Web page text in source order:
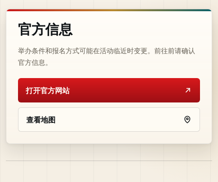
官方信息
举办条件和报名方式可能在活动临近时变更。前往前请确认
官方信息。
打开官方网站
查看地图